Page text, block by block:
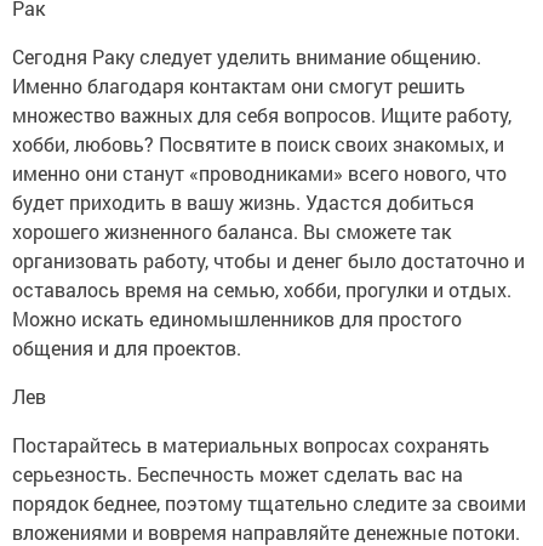
Рак
Сегодня Раку следует уделить внимание общению.
Именно благодаря контактам они смогут решить
множество важных для себя вопросов. Ищите работу,
хобби, любовь? Посвятите в поиск своих знакомых, и
именно они станут «проводниками» всего нового, что
будет приходить в вашу жизнь. Удастся добиться
хорошего жизненного баланса. Вы сможете так
организовать работу, чтобы и денег было достаточно и
оставалось время на семью, хобби, прогулки и отдых.
Можно искать единомышленников для простого
общения и для проектов.
Лев
Постарайтесь в материальных вопросах сохранять
серьезность. Беспечность может сделать вас на
порядок беднее, поэтому тщательно следите за своими
вложениями и вовремя направляйте денежные потоки.